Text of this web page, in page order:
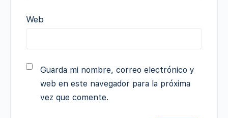
Web
Guarda mi nombre, correo electrónico y
web en este navegador para la próxima
vez que comente.